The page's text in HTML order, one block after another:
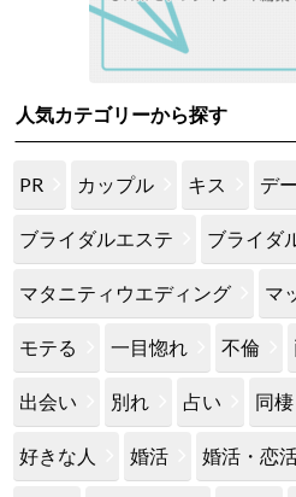
人気カテゴリーから探す
PR カップル キス デ
ブライダルエステ ブライダ
マタニティウエディング マ
モテる 一目惚れ 不倫
出会い 別れ 占い 同棲
好きな人 婚活 婚活・恋